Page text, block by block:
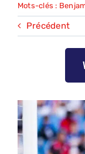
Mots-clés :
Précédent